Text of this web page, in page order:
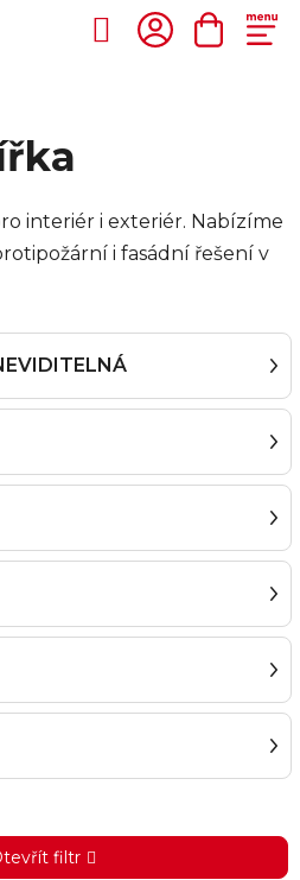
Hledat
interiér i exteriér. Nabízíme
i fasádní řešení v
filtr